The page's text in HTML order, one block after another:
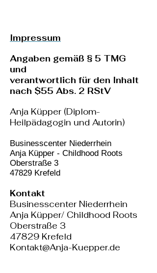
Impressum
Angaben gemäß § 5 TMG
und
verantwortlich für den Inhalt
nach $55 Abs. 2 RStV
Anja Küpper (Diplom-
Heilpädagogin und Autorin)
Businesscenter Niederrhein
Anja Küpper - Childhood Roots
Oberstraße 3
47829 Krefeld
Kontakt
Businesscenter Niederrhein
Anja Küpper/ Childhood Roots
Oberstraße 3
47829 Krefeld
Kontakt@Anja-Kuepper.de